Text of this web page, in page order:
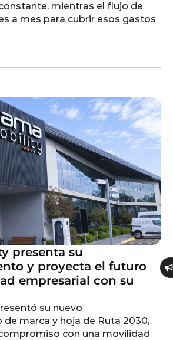
mientras el flujo de
a mes para cubrir esos gastos
presenta su
y proyecta el futuro
empresarial con su
su nuevo
marca y hoja de Ruta 2030,
con una movilidad